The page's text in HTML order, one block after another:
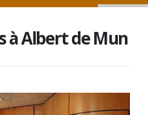
à Albert de Mun